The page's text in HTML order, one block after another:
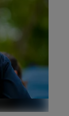
aide...